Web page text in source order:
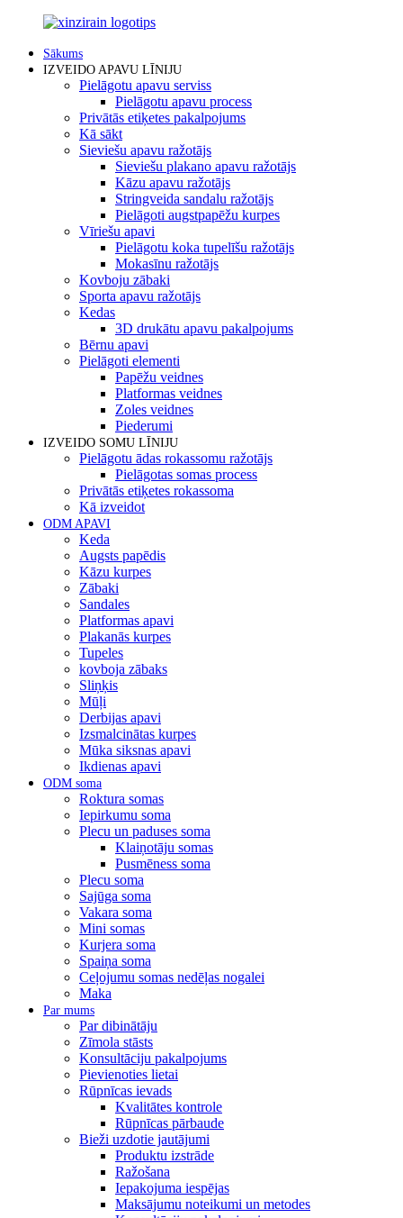
Sākums
IZVEIDO APAVU LĪNIJU
Pielāgotu apavu serviss
Pielāgotu apavu process
Privātās etiķetes pakalpojums
Kā sākt
Sieviešu apavu ražotājs
Sieviešu plakano apavu ražotājs
Kāzu apavu ražotājs
Stringveida sandalu ražotājs
Pielāgoti augstpapēžu kurpes
Vīriešu apavi
Pielāgotu koka tupelīšu ražotājs
Mokasīnu ražotājs
Kovboju zābaki
Sporta apavu ražotājs
Kedas
3D drukātu apavu pakalpojums
Bērnu apavi
Pielāgoti elementi
Papēžu veidnes
Platformas veidnes
Zoles veidnes
Piederumi
IZVEIDO SOMU LĪNIJU
Pielāgotu ādas rokassomu ražotājs
Pielāgotas somas process
Privātās etiķetes rokassoma
Kā izveidot
ODM APAVI
Keda
Augsts papēdis
Kāzu kurpes
Zābaki
Sandales
Platformas apavi
Plakanās kurpes
Tupeles
kovboja zābaks
Sliņķis
Mūļi
Derbijas apavi
Izsmalcinātas kurpes
Mūka siksnas apavi
Ikdienas apavi
ODM soma
Roktura somas
Iepirkumu soma
Plecu un paduses soma
Klaiņotāju somas
Pusmēness soma
Plecu soma
Sajūga soma
Vakara soma
Mini somas
Kurjera soma
Spaiņa soma
Ceļojumu somas nedēļas nogalei
Maka
Par mums
Par dibinātāju
Zīmola stāsts
Konsultāciju pakalpojums
Pievienoties lietai
Rūpnīcas ievads
Kvalitātes kontrole
Rūpnīcas pārbaude
Bieži uzdotie jautājumi
Produktu izstrāde
Ražošana
Iepakojuma iespējas
Maksājumu noteikumi un metodes